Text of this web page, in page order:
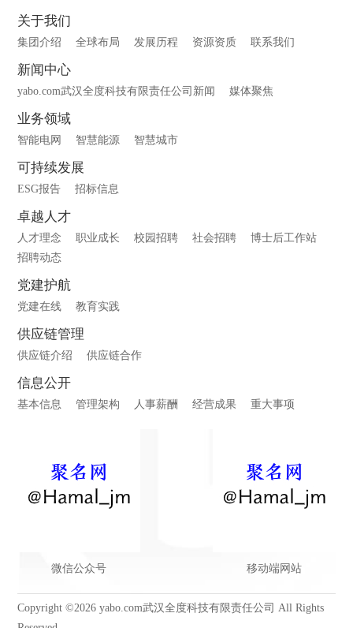
关于我们
集团介绍 全球布局 发展历程 资源资质 联系我们
新闻中心
yabo.com武汉全度科技有限责任公司新闻 媒体聚焦
业务领域
智能电网 智慧能源 智慧城市
可持续发展
ESG报告 招标信息
卓越人才
人才理念 职业成长 校园招聘 社会招聘
博士后工作站
招聘动态
党建护航
党建在线 教育实践
供应链管理
供应链介绍 供应链合作
信息公开
基本信息 管理架构 人事薪酬 经营成果 重大事项
微信公众号 移动端网站
Copyright ©2026 yabo.com武汉全度科技有限责任公司 All Rights